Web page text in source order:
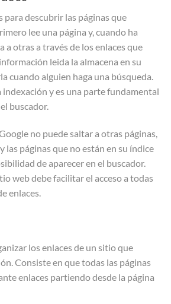
para descubrir las páginas que
lee una página y, cuando ha
a otras a través de los enlaces que
leida la almacena en su
cuando alguien haga una búsqueda.
indexación y es una parte fundamental
buscador.
no puede saltar a otras páginas,
las páginas que no están en su índice
de aparecer en el buscador.
web debe facilitar el acceso a todas
enlaces.
los enlaces de un sitio que
Consiste en que todas las páginas
enlaces partiendo desde la página